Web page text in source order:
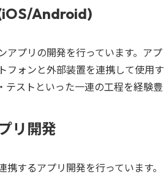
Android)
アプリの開発を行っています。アプ
フォンと外部装置を連携して使用す
テストといった一連の工程を経験豊
リ開発
するアプリ開発を行っています。